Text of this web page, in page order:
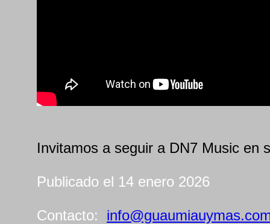
Invitamos a seguir a DN7 Music
Publicado el 14 enero 2026
Contacto: